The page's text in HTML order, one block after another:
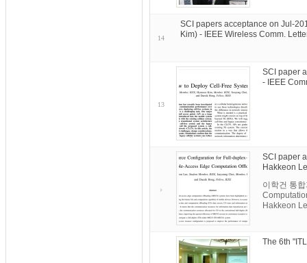
14
SCI papers acceptance on Jul-
Kim) - IEEE Wireless Comm.
13
SCI paper
- IEEE
SCI paper
Hakkeon
이학건 통
Hakkeon
The 6th